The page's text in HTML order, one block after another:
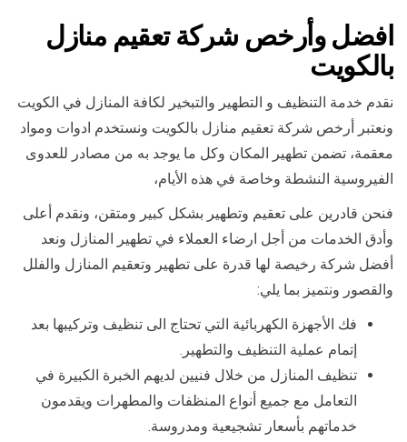
افضل وأرخص شركة تعقيم منازل
بالكويت
نقدم خدمة التنظيف و التطهير والتبخير لكافة المنازل في الكويت
ونعتبر أرخص شركة تعقيم منازل بالكويت ونستخدم ادوات ومواد
معقمة، تضمن تطهير المكان وكل ما يوجد به من مصادر للعدوى
الفيروسية النشطة وخاصة في هذه الأيام،
فنحن قادرين على تعقيم وتطهير بشكل كبير ومتقن، ونقدم أعلى
وأدق الخدمات من أجل ارضاء العملاء في تطهير المنازل ونعد
أفضل شركة رخيصة لها قدرة على تطهير وتعقيم المنازل والفلل
والقصور ونتميز بما يلي:
فك الأجهزة الكهربائية التي تحتاج الى تنظيف وتركيبها بعد
إتمام عملية التنظيف والتطهير.
تنظيف المنازل من خلال فنيين لديهم الخبرة الكبيرة في
التعامل مع جميع أنواع المنظفات والمطهرات ويقدمون
خدماتهم بأسعار تشجيعية ومدروسة.